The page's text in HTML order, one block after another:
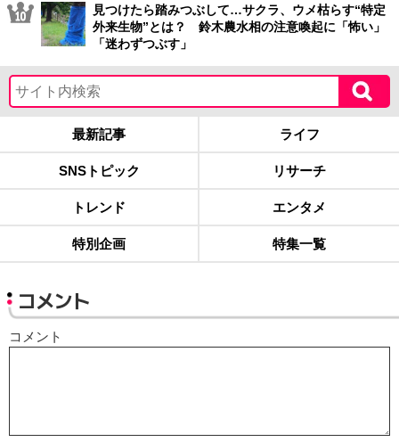
見つけたら踏みつぶして…サクラ、ウメ枯らす“特定
外来生物”とは？ 鈴木農水相の注意喚起に「怖い」
「迷わずつぶす」
最新記事 ライフ
SNSトピック リサーチ
トレンド エンタメ
特別企画 特集一覧
コメント
コメント